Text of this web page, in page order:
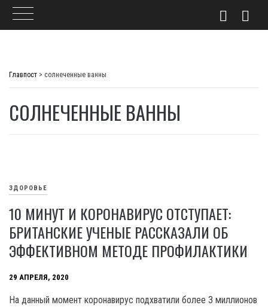
Главпост > солнеченные ванны
СОЛНЕЧЕННЫЕ ВАННЫ
ЗДОРОВЬЕ
10 МИНУТ И КОРОНАВИРУС ОТСТУПАЕТ:
БРИТАНСКИЕ УЧЕНЫЕ РАССКАЗАЛИ ОБ
ЭФФЕКТИВНОМ МЕТОДЕ ПРОФИЛАКТИКИ
29 АПРЕЛЯ, 2020
На данный момент коронавирус подхватили более 3 миллионов